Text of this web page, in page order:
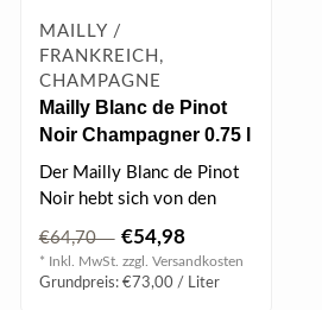
MAILLY /
FRANKREICH,
CHAMPAGNE
Mailly Blanc de Pinot
Noir Champagner 0.75 l
12% vol
Der Mailly Blanc de Pinot
Noir hebt sich von den
Cuvées aus Einzellagen ab,
die..
€64,70 €54,98
* Inkl. MwSt. zzgl. Versandkosten
Grundpreis: €73,00 / Liter